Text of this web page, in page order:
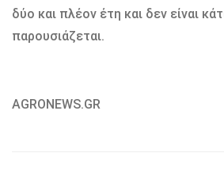
δύο και πλέον έτη και δεν είναι
παρουσιάζεται.
AGRONEWS.GR